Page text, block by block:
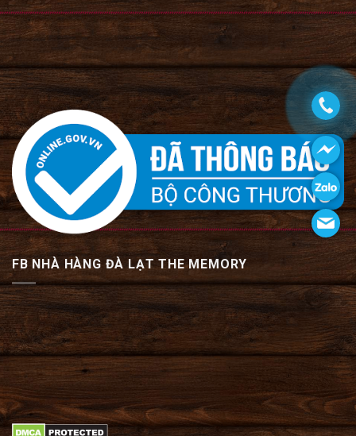
FB NHÀ HÀNG ĐÀ LẠT THE MEMORY